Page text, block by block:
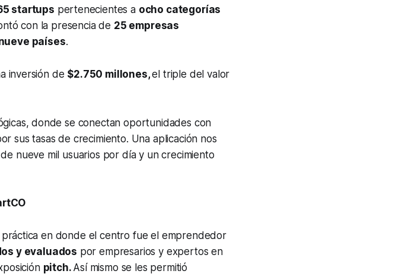
startups pertenecientes a ocho categorías
con la presencia de 25 empresas
países.
inversión de $2.750 millones,el triple del valor
donde se conectan oportunidades con
sus tasas de crecimiento. Una aplicación nos
nueve mil usuarios por día y un crecimiento
en donde el centro fue el emprendedor
y evaluados por empresarios y expertos en
pitch. Así mismo se les permitió